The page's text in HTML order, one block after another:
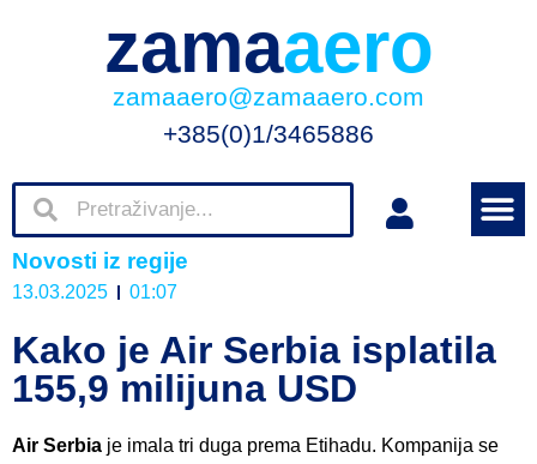
zamaaero
zamaaero@zamaaero.com
+385(0)1/3465886
Novosti iz regije
13.03.2025 01:07
Kako je Air Serbia isplatila
155,9 milijuna USD
Air Serbia je imala tri duga prema Etihadu. Kompanija se